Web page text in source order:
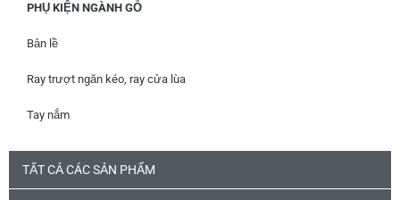
PHỤ KIỆN NGÀNH GỖ
Bản lề
Ray trượt ngăn kéo, ray cửa lùa
Tay nắm
TẤT CẢ CÁC SẢN PHẨM